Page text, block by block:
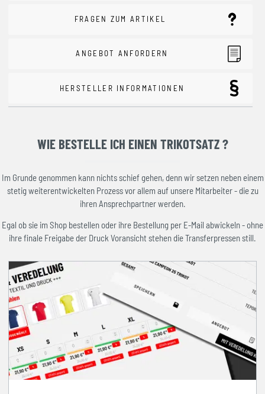
FRAGEN ZUM ARTIKEL
ANGEBOT ANFORDERN
HERSTELLER INFORMATIONEN
WIE BESTELLE ICH EINEN TRIKOTSATZ ?
Im Grunde genommen kann nichts schief gehen, denn wir setzen neben einem
stetig weiterentwickelten Prozess vor allem auf unsere Mitarbeiter - die zu
ihren Ansprechpartner werden.
Egal ob sie im Shop bestellen oder ihre Bestellung per E-Mail abwickeln - ohne
ihre finale Freigabe der Druck Voransicht stehen die Transferpressen still.